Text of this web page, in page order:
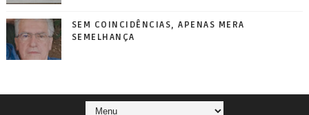
SEM COINCIDÊNCIAS, APENAS MERA
SEMELHANÇA